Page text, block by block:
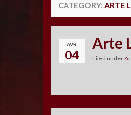
CATEGORY: ARTE
AVR
04
Arte
Filed under